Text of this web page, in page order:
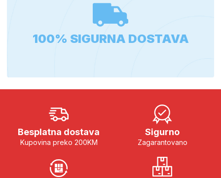
100% SIGURNA DOSTAVA
Besplatna dostava
Kupovina preko 200KM
Sigurno
Zagarantovano